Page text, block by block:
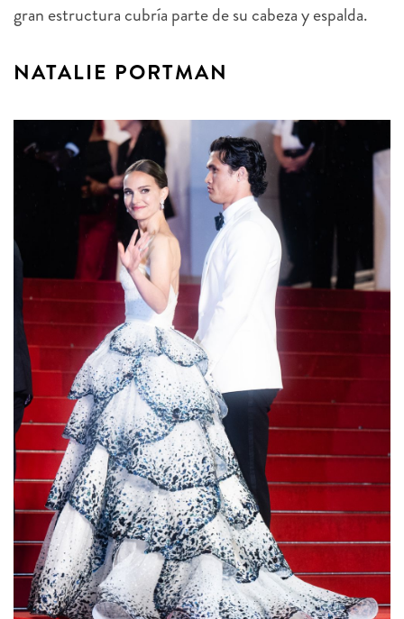
gran estructura cubría parte de su cabeza y espalda.
NATALIE PORTMAN